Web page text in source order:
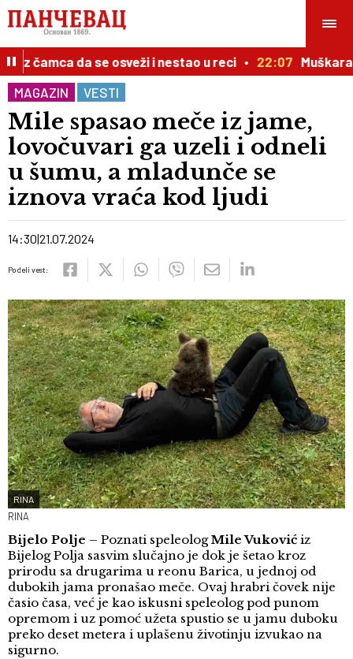
čamca da se osveži i nestao u reci 22:07 Muškarac
MAGAZIN
VESTI
Mile spasao meče iz jame,
lovočuvari ga uzeli i odneli
u šumu, a mladunče se
iznova vraća kod ljudi
14:30 21.07.2024
Podeli vest:
RINA
RINA
Bijelo Polje – Poznati speleologMile Vuković iz
Bijelog Polja sasvim slučajno je dok je šetao kroz
prirodu sa drugarima u reonu Barica, u jednoj od
dubokih jama pronašao meče. Ovaj hrabri čovek nije
časio časa, već je kao iskusni speleolog pod punom
opremom i uz pomoć užeta spustio se u jamu duboku
preko deset metera i uplašenu životinju izvukao na
sigurno.